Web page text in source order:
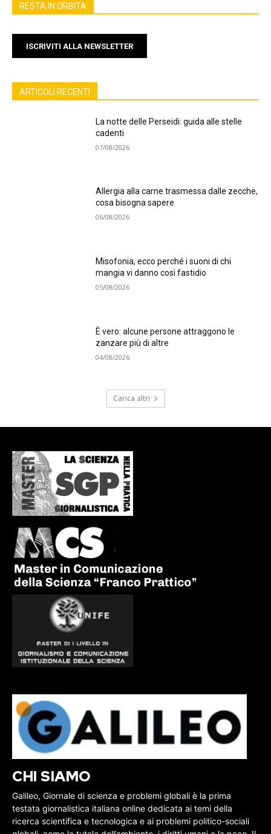
RESTA IN ORBITA
ISCRIVITI ALLA NEWSLETTER
ARTICOLI RECENTI
La notte delle Perseidi: guida alle stelle
cadenti
07/08/2026
Allergia alla carne trasmessa dalle zecche,
cosa bisogna sapere
06/08/2026
Misofonia, ecco perché i suoni di chi
mangia vi danno così fastidio
05/08/2026
È vero: alcune persone attraggono le
zanzare più di altre
04/08/2026
Carica altri
CHI SIAMO
Galileo, Giornale di scienza e problemi globali è la prima
testata giornalistica italiana online dedicata ai temi della
ricerca scientifica e tecnologica e ai problemi politico-sociali